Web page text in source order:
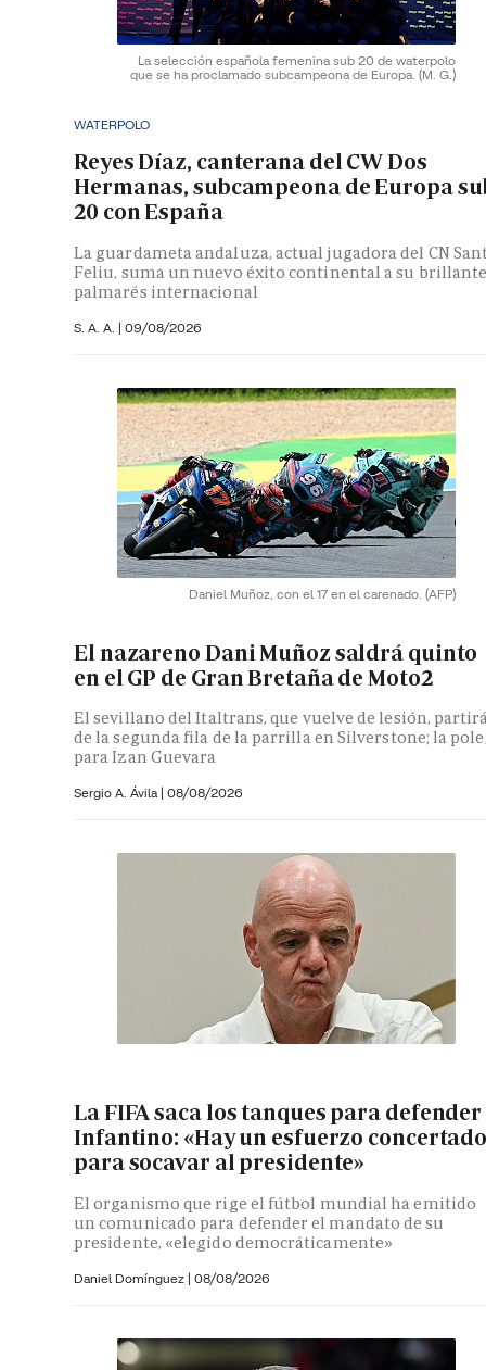
La selección española femenina sub 20 de waterpolo
que se ha proclamado subcampeona de Europa. (M. G.)
WATERPOLO
Reyes Díaz, canterana del CW Dos
Hermanas, subcampeona de Europa
20 con España
La guardameta andaluza, actual jugadora del CN
Feliu, suma un nuevo éxito continental a su
palmarés internacional
S. A. A. | 09/08/2026
Daniel Muñoz, con el 17 en el carenado. (AFP)
El nazareno Dani Muñoz saldrá quinto
en el GP de Gran Bretaña de Moto2
El sevillano del Italtrans, que vuelve de lesión,
de la segunda fila de la parrilla en Silverstone; la
para Izan Guevara
Sergio A. Ávila | 08/08/2026
La FIFA saca los tanques para defender
Infantino: «Hay un esfuerzo
para socavar al presidente»
El organismo que rige el fútbol mundial ha emitido
un comunicado para defender el mandato de su
presidente, «elegido democráticamente»
Daniel Domínguez | 08/08/2026